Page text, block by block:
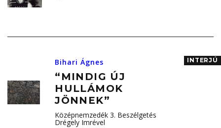
Bihari Ágnes
“MINDIG ÚJ
HULLÁMOK
JÖNNEK”
Középnemzedék 3. Beszélgetés
Drégely Imrével
INTERJÚ